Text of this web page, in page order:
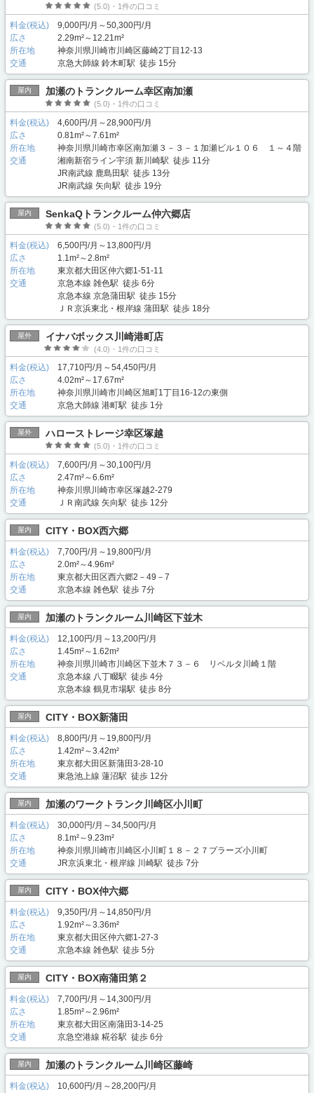
(5.0)・1件の口コミ
料金(税込)
9,000円/月～50,300円/月
広さ
2.29m²～12.21m²
所在地
神奈川県川崎市川崎区藤崎2丁目12-13
交通
京急大師線 鈴木町駅 徒歩 15分
屋内 加瀬のトランクルーム幸区南加瀬
(5.0)・1件の口コミ
料金(税込)
4,600円/月～28,900円/月
広さ
0.81m²～7.61m²
所在地
神奈川県川崎市幸区南加瀬３－３－１加瀬ビル１０６ １～４階
交通
湘南新宿ライン宇須 新川崎駅 徒歩 11分
JR南武線 鹿島田駅 徒歩 13分
JR南武線 矢向駅 徒歩 19分
屋内 SenkaQトランクルーム仲六郷店
(5.0)・1件の口コミ
料金(税込)
6,500円/月～13,800円/月
広さ
1.1m²～2.8m²
所在地
東京都大田区仲六郷1-51-11
交通
京急本線 雑色駅 徒歩 6分
京急本線 京急蒲田駅 徒歩 15分
ＪＲ京浜東北・根岸線 蒲田駅 徒歩 18分
屋外 イナバボックス川崎港町店
(4.0)・1件の口コミ
料金(税込)
17,710円/月～54,450円/月
広さ
4.02m²～17.67m²
所在地
神奈川県川崎市川崎区旭町1丁目16-12の東側
交通
京急大師線 港町駅 徒歩 1分
屋外 ハローストレージ幸区塚越
(5.0)・1件の口コミ
料金(税込)
7,600円/月～30,100円/月
広さ
2.47m²～6.6m²
所在地
神奈川県川崎市幸区塚越2-279
交通
ＪＲ南武線 矢向駅 徒歩 12分
屋内 CITY・BOX西六郷
料金(税込)
7,700円/月～19,800円/月
広さ
2.0m²～4.96m²
所在地
東京都大田区西六郷2－49－7
交通
京急本線 雑色駅 徒歩 7分
屋内 加瀬のトランクルーム川崎区下並木
料金(税込)
12,100円/月～13,200円/月
広さ
1.45m²～1.62m²
所在地
神奈川県川崎市川崎区下並木７３－６ リベルタ川崎１階
交通
京急本線 八丁畷駅 徒歩 4分
京急本線 鶴見市場駅 徒歩 8分
屋内 CITY・BOX新蒲田
料金(税込)
8,800円/月～19,800円/月
広さ
1.42m²～3.42m²
所在地
東京都大田区新蒲田3-28-10
交通
東急池上線 蓮沼駅 徒歩 12分
屋内 加瀬のワークトランク川崎区小川町
料金(税込)
30,000円/月～34,500円/月
広さ
8.1m²～9.23m²
所在地
神奈川県川崎市川崎区小川町１８－２７プラーズ小川町
交通
JR京浜東北・根岸線 川崎駅 徒歩 7分
屋内 CITY・BOX仲六郷
料金(税込)
9,350円/月～14,850円/月
広さ
1.92m²～3.36m²
所在地
東京都大田区仲六郷1-27-3
交通
京急本線 雑色駅 徒歩 5分
屋内 CITY・BOX南蒲田第２
料金(税込)
7,700円/月～14,300円/月
広さ
1.85m²～2.96m²
所在地
東京都大田区南蒲田3-14-25
交通
京急空港線 糀谷駅 徒歩 6分
屋内 加瀬のトランクルーム川崎区藤崎
料金(税込) 10,600円/月～28,200円/月